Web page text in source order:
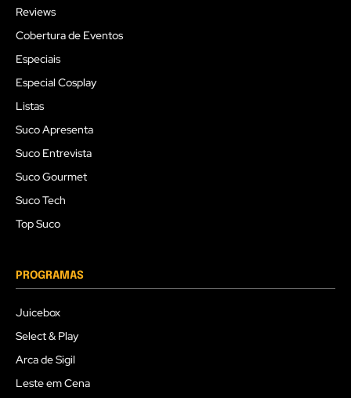
Reviews
Cobertura de Eventos
Especiais
Especial Cosplay
Listas
Suco Apresenta
Suco Entrevista
Suco Gourmet
Suco Tech
Top Suco
PROGRAMAS
Juicebox
Select & Play
Arca de Sigil
Leste em Cena